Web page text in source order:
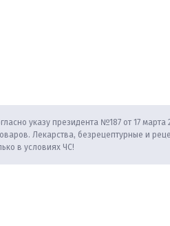
указу президента №187 от 17 марта
Лекарства, безрецептурные и
в условиях ЧС!